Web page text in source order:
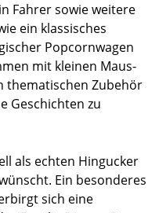
Fahrer sowie weitere
ein klassisches
Popcornwagen
mit kleinen Maus-
thematischen Zubehör
Geschichten zu
als echten Hingucker
Ein besonderes
sich eine